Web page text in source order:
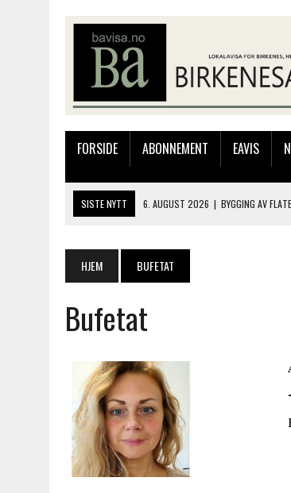
FORSIDE ABONNEMENT EAVIS
SISTE NYTT 6. AUGUST 2026 | BYGGING AV
3. AUGUST 2026 | JAKOB FRIIS TRIO ÅPNET
6. AUGUST 2026
HJEM BUFETAT
Bufetat